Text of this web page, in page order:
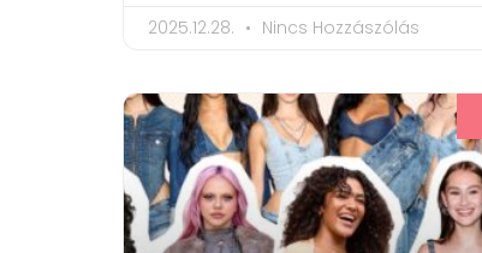
2025.12.28. Nincs Hozzászólás